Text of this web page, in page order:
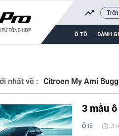
Ô TÔ ĐÁNH
nhất về : Citroen My Ami
3 mẫu
Ô tô 3